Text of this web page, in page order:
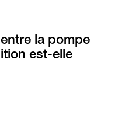
la pompe
est-elle